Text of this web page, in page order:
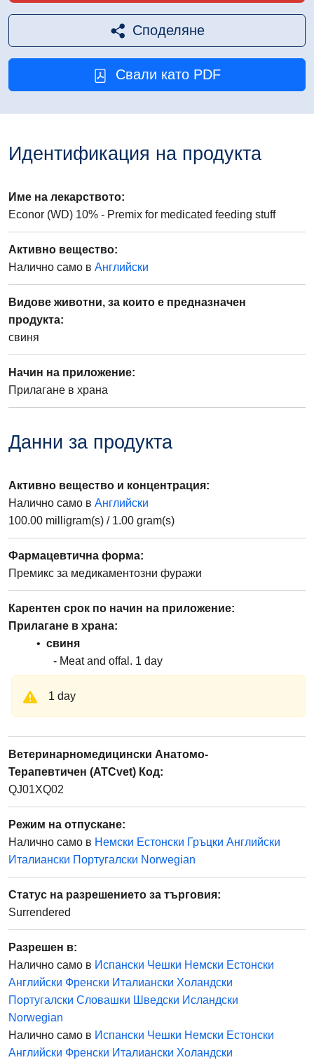
Споделяне
Свали като PDF
Идентификация на продукта
Име на лекарството:
Econor (WD) 10% - Premix for medicated feeding stuff
Активно вещество:
Налично само в Английски
Видове животни, за които е предназначен
продукта:
свиня
Начин на приложение:
Прилагане в храна
Данни за продукта
Активно вещество и концентрация:
Налично само в Английски
100.00 milligram(s) / 1.00 gram(s)
Фармацевтична форма:
Премикс за медикаментозни фуражи
Карентен срок по начин на приложение:
Прилагане в храна
свиня
Meat and offal
1 day
1 day
Ветеринарномедицински Анатомо-
Терапевтичен (ATCvet) Код:
QJ01XQ02
Режим на отпускане:
Налично само в Немски Естонски Гръцки Английски
Италиански Португалски Norwegian
Статус на разрешението за търговия:
Surrendered
Разрешен в:
Налично само в Испански Чешки Немски Естонски
Английски Френски Италиански Холандски
Португалски Словашки Шведски Исландски
Norwegian
Налично само в Испански Чешки Немски Естонски
Английски Френски Италиански Холандски